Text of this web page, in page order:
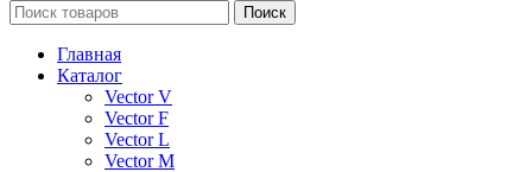
Поиск
Главная
Каталог
Vector V
Vector F
Vector L
Vector M